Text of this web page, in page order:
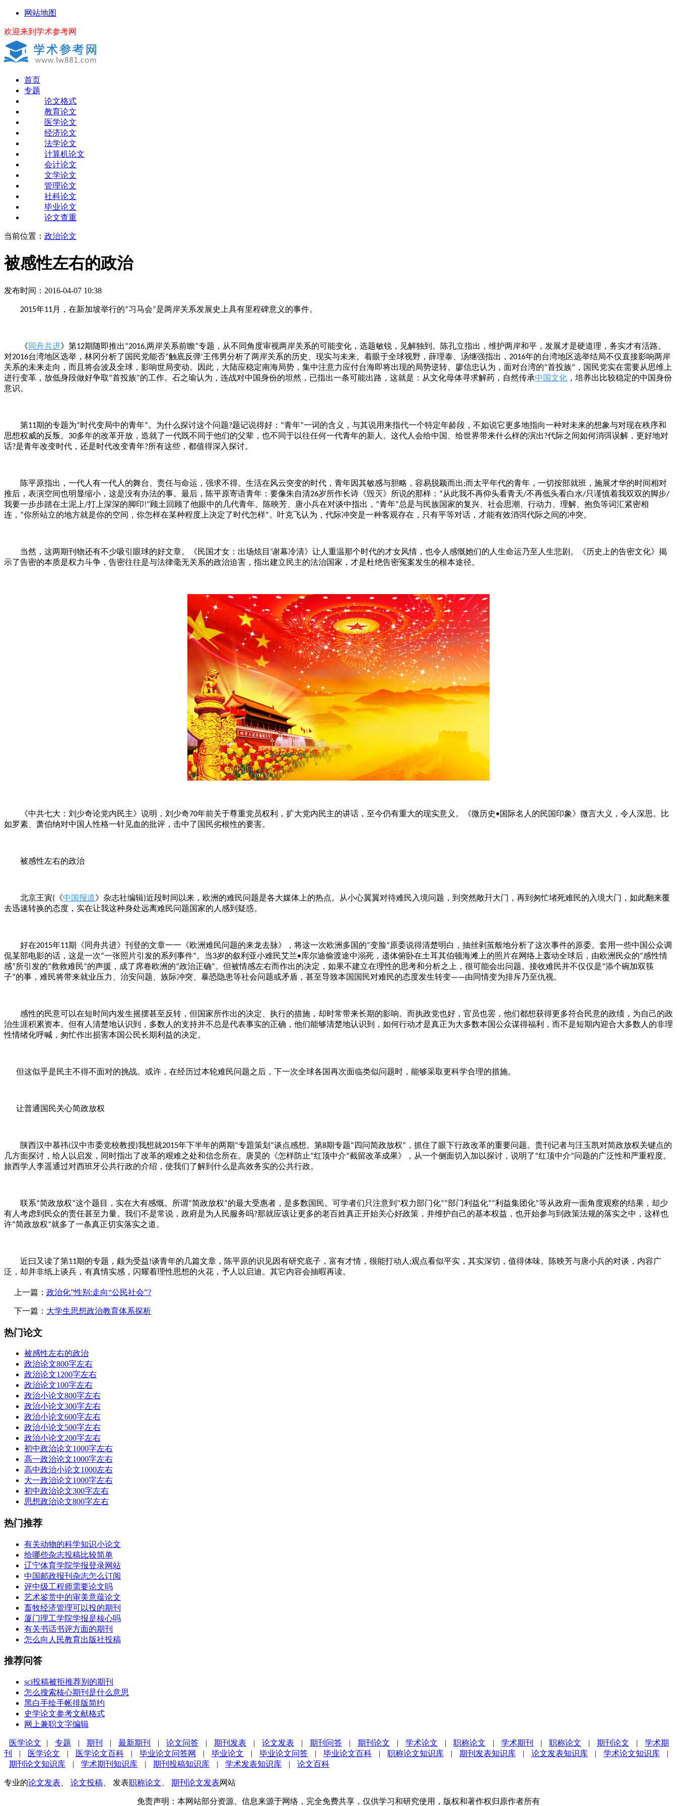
网站地图
欢迎来到学术参考网
首页
专题
论文格式
教育论文
医学论文
经济论文
法学论文
计算机论文
会计论文
文学论文
管理论文
社科论文
毕业论文
论文查重
当前位置： 政治论文
被感性左右的政治
发布时间：2016-04-07 10:38
2015年11月，在新加坡举行的“习马会”是两岸关系发展史上具有里程碑意义的事件。
《 同舟共进》第12期随即推出“2016,两岸关系前瞻”专题，从不同角度审视两岸关系的可能变化，选题敏锐，见解独到。陈孔立指出，维护两岸和平，发展才是硬道理，务实才有活路。
对2016台湾地区选举，林冈分析了国民党能否“触底反弹'王伟男分析了两岸关系的历史、现实与未来。着眼于全球视野，薛理泰、汤继强指出， 2016年的台湾地区选举结局不仅直接影响两岸
关系的未来走向，而且将会波及全球，影响世局变动。因此，大陆应稳定南海局势，集中注意力应付台海即将出现的局势逆转。廖信忠认为，面对台湾的“首投族” ，国民党实在需要从思维上
进行变革，放低身段做好争取“首投族”的工作。石之瑜认为，连战对中国身份的坦然，已指出一条可能出路，这就是：从文化母体寻求解药，自然传承中国文化 ，培养出比较稳定的中国身份
意识。
第11期的专题为“时代变局中的青年”。为什么探讨这个问题?题记说得好： “青年”一词的含义，与其说用来指代一个特定年龄段，不如说它更多地指向一种对未来的想象与对现在秩序和
思想权威的反叛。 30多年的改革开放，造就了一代既不同于他们的父辈，也不同于以往任何一代青年的新人。这代人会给中国、给世界带来什么样的演出?代际之间如何消弭误解，更好地对
话?是青年改变时代，还是时代改变青年?所有这些，都值得深入探讨。
陈平原指出，一代人有一代人的舞台、责任与命运，强求不得。生活在风云突变的时代，青年因其敏感与胆略，容易脱颖而出;而太平年代的青年，一切按部就班，施展才华的时间相对
推后，表演空间也明显缩小，这是没有办法的事。最后，陈平原寄语青年：要像朱自清26岁所作长诗《毁灭》所说的那样： “从此我不再仰头看青天/不再低头看白水/只谨慎着我双双的脚步/
我要一步步踏在土泥上/打上深深的脚印!”顾土回顾了他眼中的几代青年。陈映芳、唐小兵在对谈中指出， “青年”总是与民族国家的复兴、社会思潮、行动力、理解、抱负等词汇紧密相
连， “你所站立的地方就是你的空间，你怎样在某种程度上决定了时代怎样”。叶克飞认为，代际冲突是一种客观存在，只有平等对话，才能有效消弭代际之间的冲突。
当然，这两期刊物还有不少吸引眼球的好文章。《民国才女：出场炫目 ’谢幕冷清》让人重温那个时代的才女风情，也令人感慨她们的人生命运乃至人生悲剧。《历史上的告密文化》揭
示了告密的本质是权力斗争，告密往往是与法律毫无关系的政治迫害，指出建立民主的法治国家，才是杜绝告密冤案发生的根本途径。
《中共七大：刘少奇论党内民主》说明，刘少奇70年前关于尊重党员权利，扩大党内民主的讲话，至今仍有重大的现实意义。《微历史•国际名人的民国印象》微言大义，令人深思。比
如罗素、萧伯纳对中国人性格一针见血的批评，击中了国民劣根性的要害。
被感性左右的政治
北京王寅( 《中国报道》杂志社编辑)近段时间以来，欧洲的难民问题是各大媒体上的热点。从小心翼翼对待难民入境问题，到突然敞幵大门，再到匆忙堵死难民的入境大门，如此翻来覆
去迅速转换的态度，实在让我这种身处远离难民问题国家的人感到疑惑。
好在2015年11期《同舟共进》刊登的文章一一《欧洲难民问题的来龙去脉》，将这一次欧洲多国的“变脸”原委说得清楚明白，抽丝剥茧般地分析了这次事件的原委。套用一些中国公众调
侃某部电影的话，这是一次“一张照片引发的系列事件”。当3岁的叙利亚小难民艾兰•库尔迪偷渡途中溺死，遗体俯卧在土耳其伯顿海滩上的照片在网络上轰动全球后，由欧洲民众的“感性情
感”所引发的“救救难民”的声援，成了席卷欧洲的“政治正确”。但被情感左右而作出的决定，如果不建立在理性的思考和分析之上，很可能会出问题。接收难民并不仅仅是“添个碗加双筷
子”的事，难民将带来就业压力、治安问题、族际冲突、暴恐隐患等社会问题或矛盾，甚至导致本国国民对难民的态度发生转变——由同情变为排斥乃至仇视。
感性的民意可以在短时间内发生摇摆甚至反转，但国家所作出的决定、执行的措施，却时常带来长期的影响。而执政党也好，官员也罢，他们都想获得更多符合民意的政绩，为自己的政
治生涯积累资本。但有人清楚地认识到，多数人的支持并不总是代表事实的正确，他们能够清楚地认识到，如何行动才是真正为大多数本国公众谋得福利，而不是短期内迎合大多数人的非理
性情绪化呼喊，匆忙作出损害本国公民长期利益的决定。
但这似乎是民主不得不面对的挑战。或许，在经历过本轮难民问题之后，下一次全球各国再次面临类似问题时，能够采取更科学合理的措施。
让普通国民关心简政放权
陕西汉中慕祎(汉中市委党校教授)我想就2015年下半年的两期“专題策划 ”谈点感想。第8期专题“ 四问简政放权” ，抓住了眼下行政改革的重要问题。贵刊记者与汪玉凯对简政放权关键点的
几方面探讨，给人以启发，同时指出了改革的艰难之处和信念所在。唐昊的《怎样防止“红顶中介”截留改革成果》，从一个侧面切入加以探讨，说明了“红顶中介”问题的广泛性和严重程度。
旅西学人李遥通过对西班牙公共行政的介绍，使我们了解到什么是高效务实的公共行政。
联系“简政放权”这个题目，实在大有感慨。所谓“简政放权”的最大受惠者，是多数国民。可学者们只注意到 “权力部门化”“部门利益化”“利益集团化”等从政府一面角度观察的结果，却少
有人考虑到民众的责任甚至力量。我们不是常说，政府是为人民服务吗?那就应该让更多的老百姓真正开始关心好政策，并维护自己的基本权益，也开始参与到政策法规的落实之中，这样也
许“简政放权”就多了一条真正切实落实之道。
近曰又读了第11期的专题，颇为受益!谈青年的几篇文章，陈平原的识见因有研究底子，富有才情，很能打动人 ;观点看似平实，其实深切，值得体味。陈映芳与唐小兵的对谈，内容广
泛，却并非纸上谈兵，有真情实感，闪耀着理性思想的火花，予人以启迪。其它内容会抽暇再读。
上一篇： 政治化”性别:走向“公民社会”?
下一篇： 大学生思想政治教育体系探析
热门论文
被感性左右的政治
政治论文800字左右
政治论文1200字左右
政治论文100字左右
政治小论文800字左右
政治小论文300字左右
政治小论文600字左右
政治小论文500字左右
政治小论文200字左右
初中政治论文1000字左右
高一政治论文1000字左右
高中政治小论文1000左右
大一政治论文1000字左右
初中政治论文300字左右
思想政治论文800字左右
热门推荐
有关动物的科学知识小论文
给哪些杂志投稿比较简单
辽宁体育学院学报登录网站
中国邮政报刊杂志怎么订阅
评中级工程师需要论文吗
艺术鉴赏中的审美意蕴论文
畜牧经济管理可以投的期刊
厦门理工学院学报是核心吗
有关书话书评方面的期刊
怎么向人民教育出版社投稿
推荐问答
sci投稿被拒推荐别的期刊
怎么搜索核心期刊是什么意思
黑白手绘手帐排版简约
史学论文参考文献格式
网上兼职文字编辑
医学论文 | 专题 | 期刊 | 最新期刊 | 论文问答 | 期刊发表 | 论文发表 | 期刊问答 | 期刊论文 | 学术论文 | 职称论文 | 学术期刊 | 职称论文 | 期刊论文 |
学术期
刊
| 医学论文 | 医学论文百科 | 毕业论文问答网 | 毕业论文 | 毕业论文问答 | 毕业论文百科 | 职称论文知识库 | 期刊发表知识库 | 论文发表知识库 | 学术论文知识库
|
期刊论文知识库
| 学术期刊知识库 | 期刊投稿知识库 | 学术发表知识库 | 论文百科
专业的论文发表 论文投稿 、 发表职称论文 期刊论文发表网站
免责声明：本网站部分资源、信息来源于网络，完全免费共享，仅供学习和研究使用，版权和著作权归原作者所有